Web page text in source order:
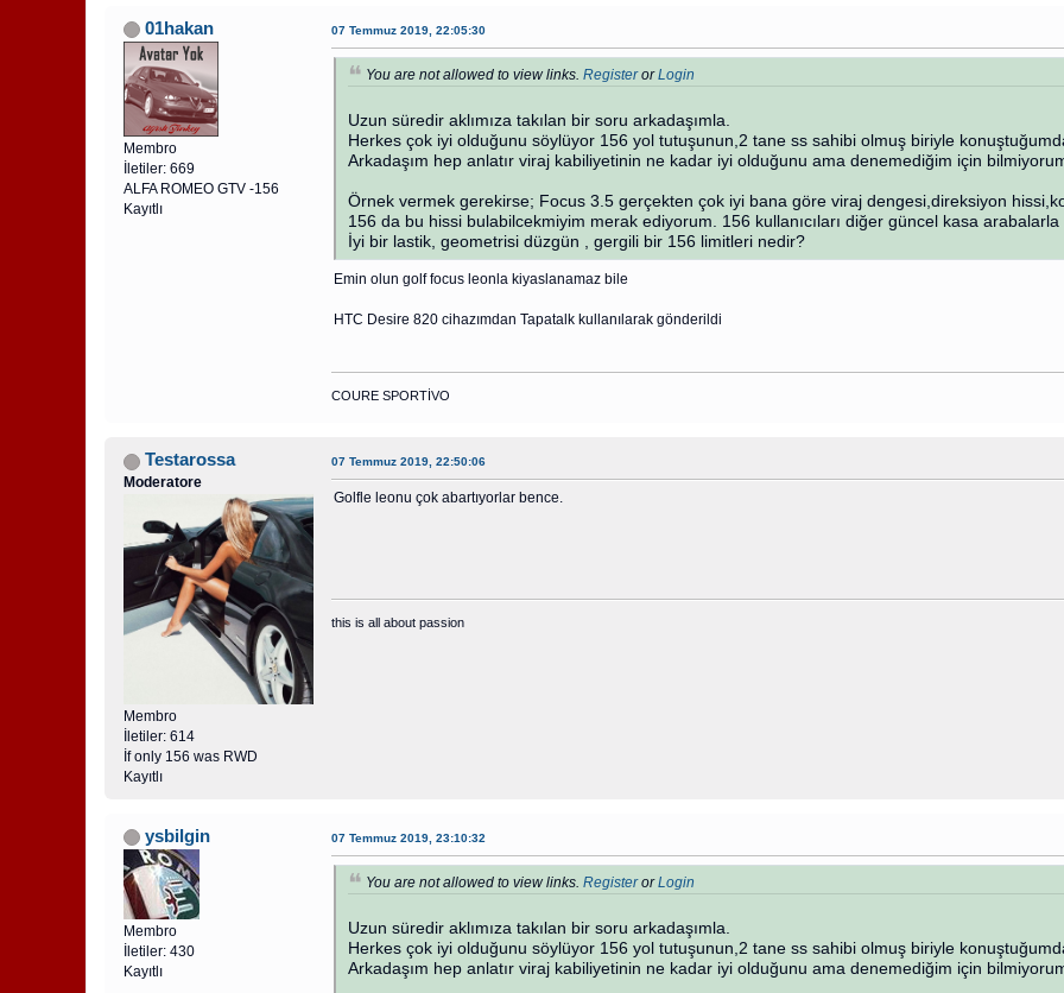
01hakan
Membro
İletiler: 669
ALFA ROMEO GTV -156
Kayıtlı
07 Temmuz 2019, 22:05:30
You are not allowed to view links. RegisterorLogin
Uzun süredir aklımıza takılan bir soru arkadaşımla.
Herkes çok iyi olduğunu söylüyor 156 yol tutuşunun,2 tane ss sahibi olmuş biriyle
Arkadaşım hep anlatır viraj kabiliyetinin ne kadar iyi olduğunu ama denemediğim için
Örnek vermek gerekirse; Focus 3.5 gerçekten çok iyi bana göre viraj dengesi,direksiyon
156 da bu hissi bulabilcekmiyim merak ediyorum. 156 kullanıcıları diğer güncel kasa
İyi bir lastik, geometrisi düzgün , gergili bir 156 limitleri nedir?
Emin olun golf focus leonla kiyaslanamaz bile
HTC Desire 820 cihazımdan Tapatalk kullanılarak gönderildi
COURE SPORTİVO
Testarossa
Moderatore
Membro
İletiler: 614
İf only 156 was RWD
Kayıtlı
07 Temmuz 2019, 22:50:06
Golfle leonu çok abartıyorlar bence.
this is all about passion
ysbilgin
Membro
İletiler: 430
Kayıtlı
07 Temmuz 2019, 23:10:32
You are not allowed to view links. RegisterorLogin
Uzun süredir aklımıza takılan bir soru arkadaşımla.
Herkes çok iyi olduğunu söylüyor 156 yol tutuşunun,2 tane ss sahibi olmuş biriyle
Arkadaşım hep anlatır viraj kabiliyetinin ne kadar iyi olduğunu ama denemediğim için